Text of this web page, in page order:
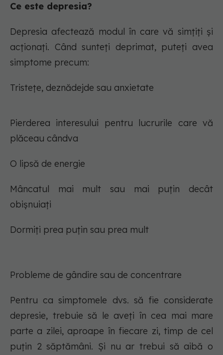
Ce este depresia?
Depresia afectează modul în care vă simțiți și
acționați. Când sunteți deprimat, puteți avea
simptome precum:
Tristețe, deznădejde sau anxietate
Pierderea interesului pentru lucrurile care vă
plăceau cândva
O lipsă de energie
Mâncatul mai mult sau mai puțin decât
obișnuiați
Dormiți prea puțin sau prea mult
Probleme de gândire sau de concentrare
Pentru ca simptomele dvs. să fie considerate
depresie, trebuie să le aveți în cea mai mare
parte a zilei, aproape în fiecare zi, timp de cel
puțin 2 săptămâni. Și nu ar trebui să aibă o